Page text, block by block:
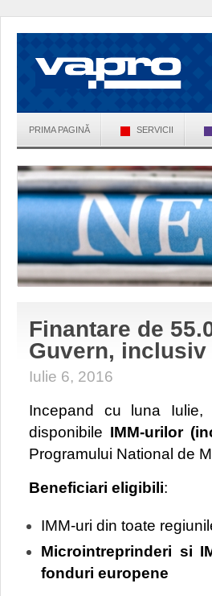
PRIMA PAGINĂ SERVICII
Finantare de
Guvern,
Iulie 6, 2016
Incepand cu luna
disponibile IMM-urilor
Programului National de
Beneficiari eligibili:
IMM-uri din toate
Microintreprinderi si
fonduri europene